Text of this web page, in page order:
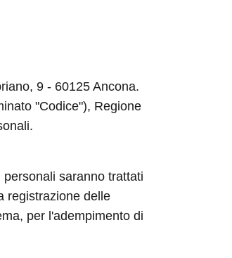
9 - 60125 Ancona.
"Codice"), Regione
saranno trattati
registrazione delle
per l'adempimento di